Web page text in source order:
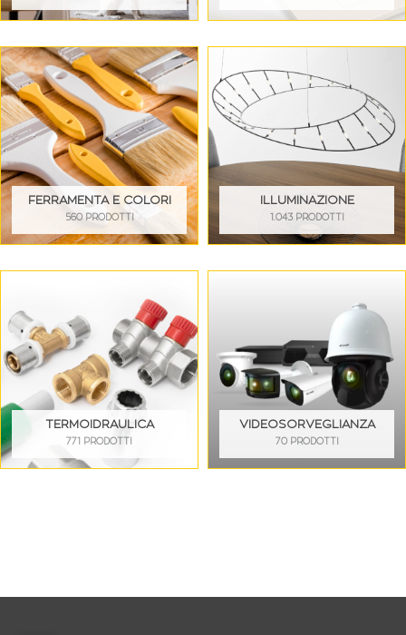
FERRAMENTA E COLORI
560 PRODOTTI
ILLUMINAZIONE
1.043 PRODOTTI
TERMOIDRAULICA
771 PRODOTTI
VIDEOSORVEGLIANZA
70 PRODOTTI